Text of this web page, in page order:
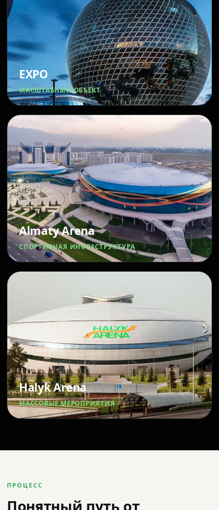
EXPO
МАСШТАБНЫЙ ОБЪЕКТ
Almaty Arena
СПОРТИВНАЯ ИНФРАСТРУКТУРА
Halyk Arena
МАССОВЫЕ МЕРОПРИЯТИЯ
ПРОЦЕСС
Понятный путь от